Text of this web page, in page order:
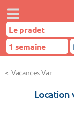
Vacances Var
Location